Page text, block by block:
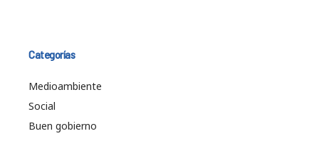
Categorías
Medioambiente
Social
Buen gobierno